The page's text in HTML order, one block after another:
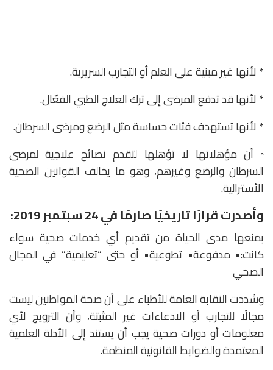
* لأنها غير مبنية على العلم أو التجارب السريرية.
* لأنها قد تدفع المرضى إلى ترك العلاج الطبي الفعّال.
* لأنها تستهدف فئات حساسة مثل الرضع ومرضى السرطان.
◦ أن مؤهلاتها لا تؤهلها لتقدم نصائح علاجية لمرضى
السرطان والرضع وغيرهم، وهو ما يخالف القوانين الصحية
الأسترالية.
وأصدرت قرارًا تاريخيًا صارمًا في 24 سبتمبر 2019:
بمنعها مدى الحياة من تقديم أي خدمات صحية سواء
كانت:• مدفوعة• تطوعية• أو حتى “تعليمية” في المجال
الصحي
وشددت النقابة العامة للأطباء على أن صحة المواطنين ليست
مجالًا للتجارب أو الادعاءات غير المثبتة، وأن الترويج لأي
معلومات أو دورات صحية يجب أن يستند إلى الأدلة العلمية
المعتمدة والضوابط القانونية المنظمة.